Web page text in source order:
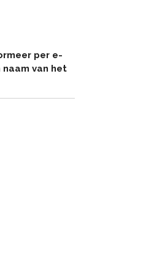
per e-
van het